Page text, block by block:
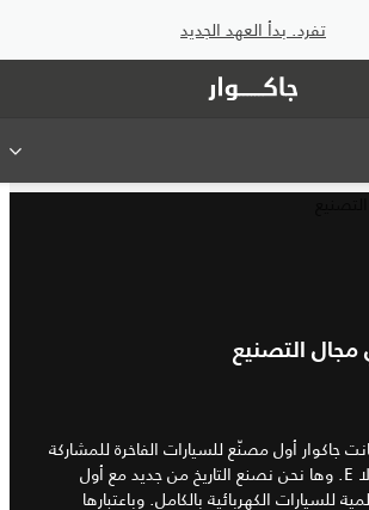
تفرد. بدأ العهد الجديد
مجال التصنيع
2016، كانت جاكوار أول مصنّع للسيارات الفاخرة للمشاركة
في سباق الفورمولا E. وها نحن نصنع التاريخ من جديد مع أول
للسيارات الكهربائية بالكامل. وباعتبارها